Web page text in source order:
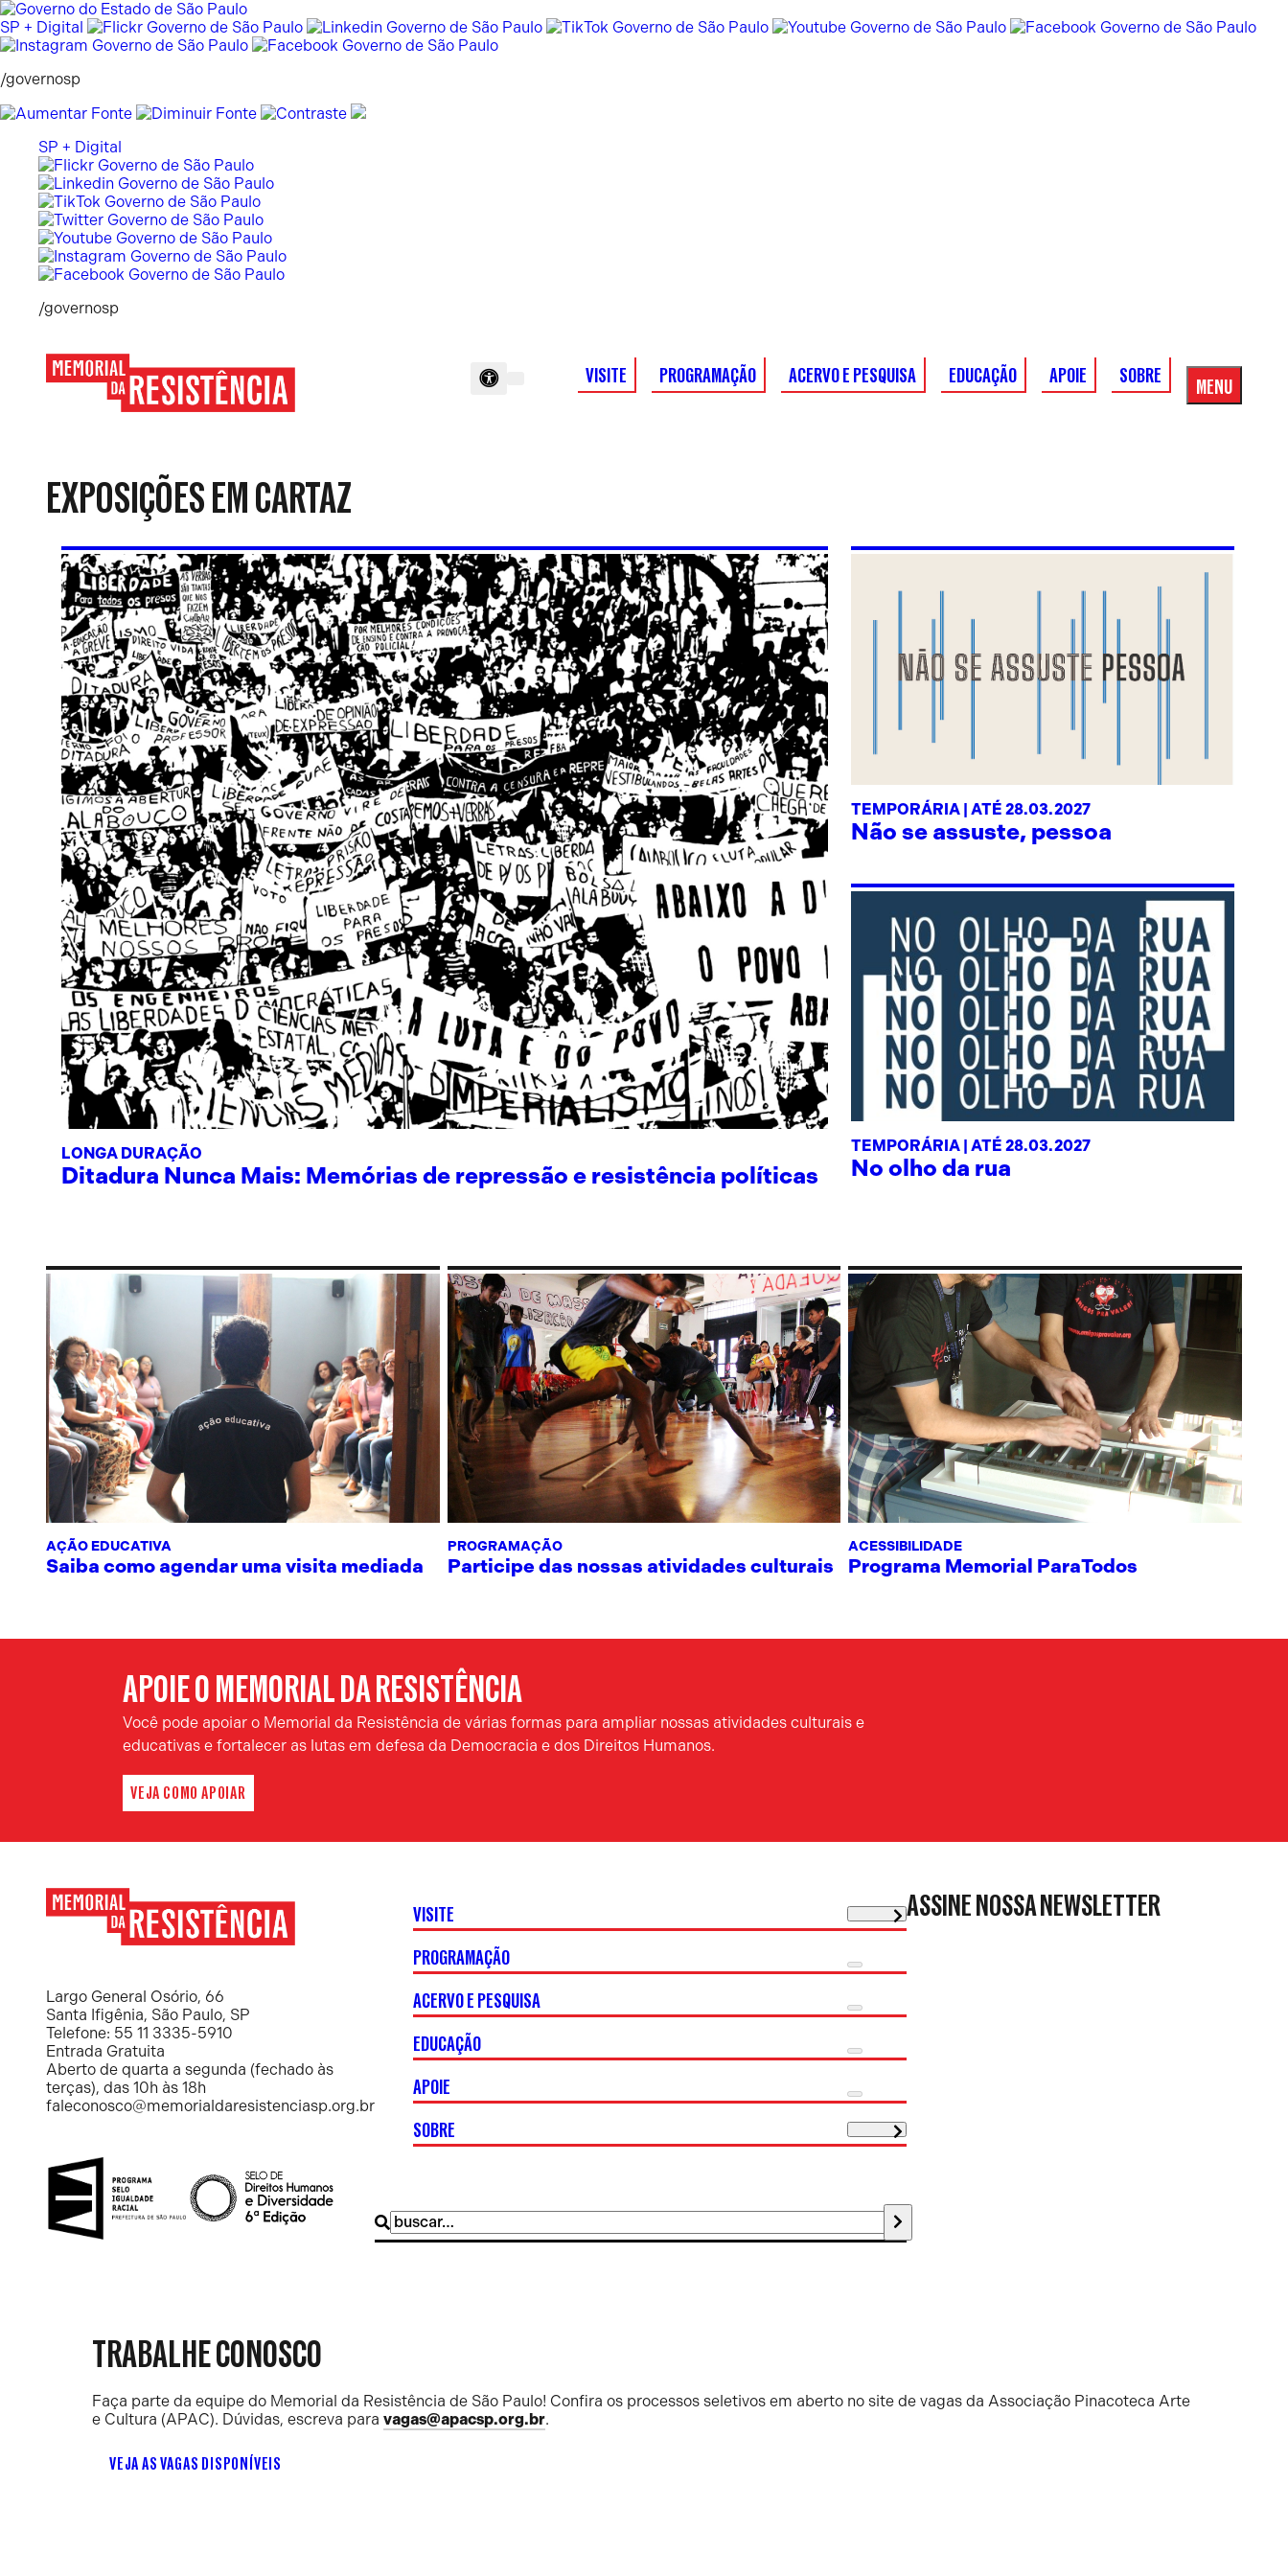
Pular
para
o
SP + Digital
/governosp
SP + Digital
/governosp
VISITE PROGRAMAÇÃO ACERVO E PESQUISA EDUCAÇÃO APOIE SOBRE MENU
Menu
EXPOSIÇÕES EM CARTAZ
LONGA DURAÇÃO
Ditadura Nunca Mais: Memórias de repressão e resistência políticas
TEMPORÁRIA | ATÉ 28.03.2027
Não se assuste, pessoa
TEMPORÁRIA | ATÉ 28.03.2027
No olho da rua
AÇÃO EDUCATIVA
Saiba como agendar uma visita mediada
PROGRAMAÇÃO
Participe das nossas atividades culturais
ACESSIBILIDADE
Programa Memorial ParaTodos
APOIE O MEMORIAL DA RESISTÊNCIA
Você pode apoiar o Memorial da Resistência de várias formas para ampliar nossas atividades culturais e
educativas e fortalecer as lutas em defesa da Democracia e dos Direitos Humanos.
VEJA COMO APOIAR
Resistência
Largo General Osório, 66
Santa Ifigênia, São Paulo, SP
Telefone: 55 11 3335-5910
Entrada Gratuita
Aberto de quarta a segunda (fechado às
terças), das 10h às 18h
faleconosco@memorialdaresistenciasp.org.br
Buscar
por:
VISITE
PROGRAMAÇÃO
ACERVO E PESQUISA
EDUCAÇÃO
APOIE
SOBRE
ASSINE NOSSA NEWSLETTER
TRABALHE CONOSCO
Faça parte da equipe do Memorial da Resistência de São Paulo! Confira os processos seletivos em aberto no site de vagas da Associação Pinacoteca Arte
e Cultura (APAC). Dúvidas, escreva para vagas@apacsp.org.br.
VEJA AS VAGAS DISPONÍVEIS